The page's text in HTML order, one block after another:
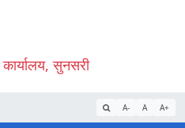
सुनसरी
A- A A+